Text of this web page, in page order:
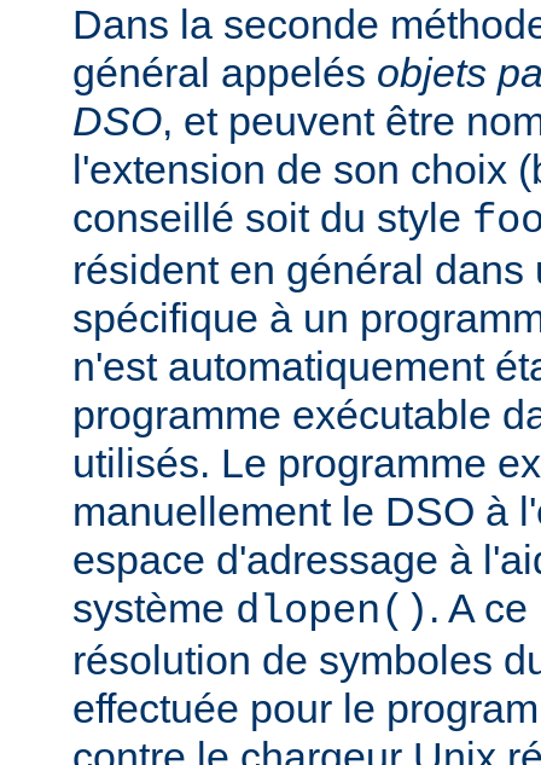
Dans la seconde
général appelés objets
DSO, et peuvent être
l'extension de son choix
conseillé soit du style
résident en général dans
spécifique à un
n'est automatiquement
programme exécutable
utilisés. Le programme
manuellement le DSO à
espace d'adressage à
système dlopen() . A
résolution de symboles
effectuée pour le